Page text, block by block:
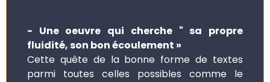
- Une oeuvre qui cherche " sa propre
fluidité, son bon écoulement »
Cette quête de la bonne forme de textes
parmi toutes celles possibles comme le